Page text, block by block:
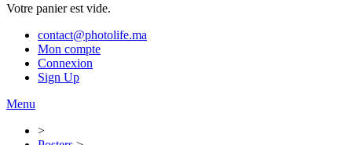
Votre panier est vide.
contact@photolife.ma
Mon compte
Connexion
Sign Up
Menu
>